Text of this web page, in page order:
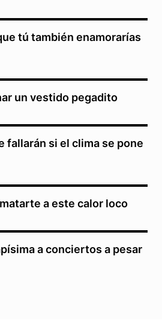
tú también enamorarías
un vestido pegadito
fallarán si el clima se pone
a este calor loco
a conciertos a pesar